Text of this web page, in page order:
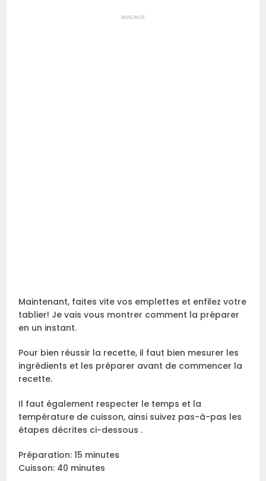
ANNONCE
Maintenant, faites vite vos emplettes et enfilez votre
tablier! Je vais vous montrer comment la préparer
en un instant.
Pour bien réussir la recette, il faut bien mesurer les
ingrédients et les préparer avant de commencer la
recette.
Il faut également respecter le temps et la
température de cuisson, ainsi suivez pas-à-pas les
étapes décrites ci-dessous .
Préparation: 15 minutes
Cuisson: 40 minutes